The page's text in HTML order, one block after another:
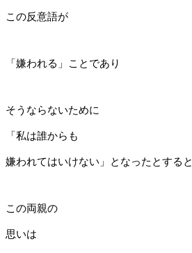
この反意語が
「嫌われる」ことであり
そうならないために
「私は誰からも
嫌われてはいけない」となったとすると
この両親の
思いは